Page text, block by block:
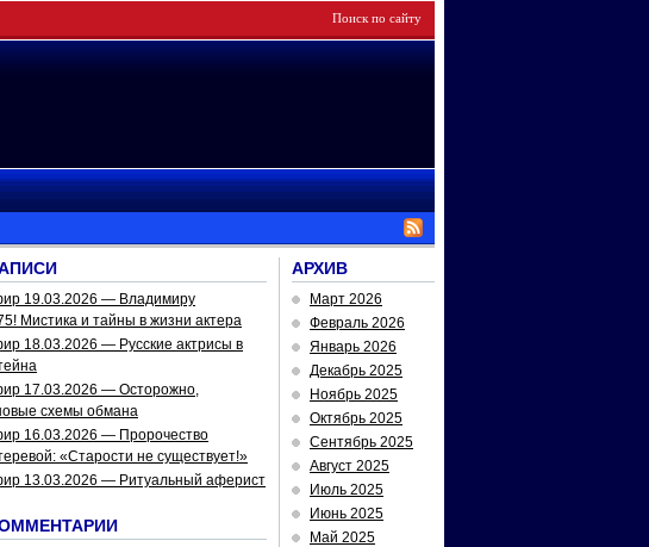
19.03.2026 — Владимиру
Мистика и тайны в жизни актера
18.03.2026 — Русские актрисы в
17.03.2026 — Осторожно,
схемы обмана
16.03.2026 — Пророчество
«Старости не существует!»
13.03.2026 — Ритуальный аферист
АРХИВ
Март 2026
Февраль 2026
Январь 2026
Декабрь 2025
Ноябрь 2025
Октябрь 2025
Сентябрь 2025
Август 2025
Июль 2025
Июнь 2025
Май 2025